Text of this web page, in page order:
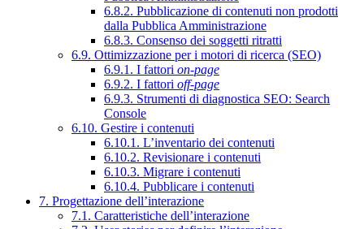
6.8.2. Pubblicazione di contenuti non prodotti
dalla Pubblica Amministrazione
6.8.3. Consenso dei soggetti ritratti
6.9. Ottimizzazione per i motori di ricerca (SEO)
6.9.1. I fattori on-page
6.9.2. I fattori off-page
6.9.3. Strumenti di diagnostica SEO: Search
Console
6.10. Gestire i contenuti
6.10.1. L’inventario dei contenuti
6.10.2. Revisionare i contenuti
6.10.3. Migrare i contenuti
6.10.4. Pubblicare i contenuti
7. Progettazione dell’interazione
7.1. Caratteristiche dell’interazione